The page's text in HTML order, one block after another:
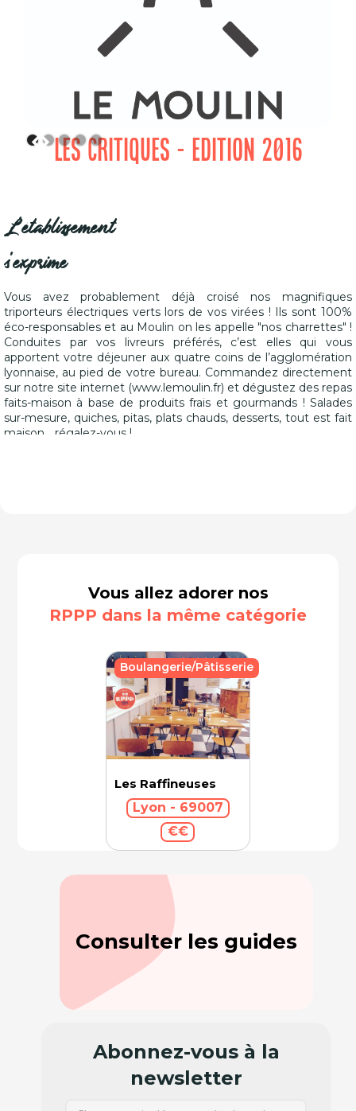
LES CRITIQUES - EDITION 2016
L'établissement
s'exprime
Vous avez probablement déjà croisé nos magnifiques
triporteurs électriques verts lors de vos virées ! Ils sont 100%
éco-responsables et au Moulin on les appelle "nos charrettes" !
Conduites par vos livreurs préférés, c’est elles qui vous
apportent votre déjeuner aux quatre coins de l’agglomération
lyonnaise, au pied de votre bureau. Commandez directement
sur notre site internet (www.lemoulin.fr) et dégustez des repas
faits-maison à base de produits frais et gourmands ! Salades
sur-mesure, quiches, pitas, plats chauds, desserts, tout est fait
maison… régalez-vous !
Vous allez adorer nos
RPPP dans la même catégorie
Les Raffineuses
Lyon - 69007
€€
Boulangerie/Pâtisserie
Consulter les guides
Abonnez-vous à la
newsletter